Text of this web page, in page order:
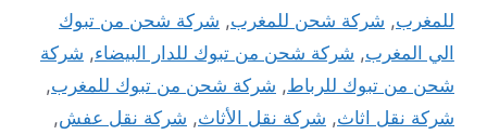
للمغرب, شركة شحن للمغرب, شركة شحن من تبوك
الي المغرب, شركة شحن من تبوك للدار البيضاء, شركة
شحن من تبوك للرباط, شركة شحن من تبوك للمغرب,
شركة نقل اثاث, شركة نقل الأثاث, شركة نقل عفش,